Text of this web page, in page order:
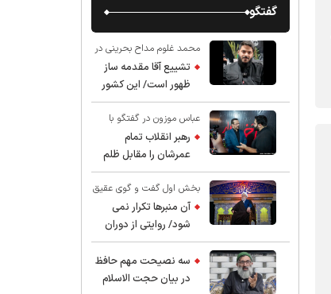
گفتگو
محمد غلوم مداح بحرینی در
گفت و گو با عقیق:
تشییع آقا مقدمه ساز
ظهور است/ این کشور
صاحب دارد
عباس موزون در گفتگو با
عقیق:رهبر انقلاب تمام
عمرشان را مقابل ظلم
ایستادند پس نباید از
شهادت ایشان شگفت
زده شد
بخش اول گفت و گوی عقیق
با استاد حسین انصاریان:
آن منبرها تکرار نمی
شود/ روایتی از دوران
کودکی و نوجوانی این
واعظ بزرگ و نویسنده و
پژوهشگر جهان اسلام
سه نصیحت مهم حافظ
در بیان حجت الاسلام